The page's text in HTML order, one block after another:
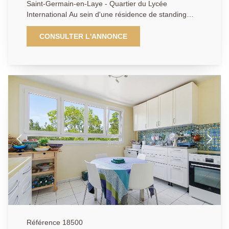
Saint-Germain-en-Laye - Quartier du Lycée
International Au sein d'une résidence de standing
recherchée, offrant gardien, piscine chauffée et de
magnifiques espaces verts, découvrez ce bel
appartement traversant Est-Ouest, situé au dernier
se compose d'une entrée, d'une cuisine
indépendante, d'une salle à manger et d'un vaste
double séjour ouvrant sur une agréable terrasse.
L'espace nuit comprend deux chambres (possibilité 3
chambres), dont une avec balcon, une salle de bains,
une salle d'eau avec WC, un dressing ainsi que des
toilettes indépendantes. Une cave et une place de
parking en sous-sol complètent ce bien. Vous serez
séduits par son environnement calme et verdoyant, sa
luminosité, sa vue dégagée ainsi que par la qualité
des prestations offertes par la résidence. Un bien rare
dans un secteur prisé, à proximité immédiate du
Lycée International, Sciences Po, du IXCAMPUS et
des transports. AP : 01.39.04.09.09
CONSULTER L'ANNONCE
Référence 18500